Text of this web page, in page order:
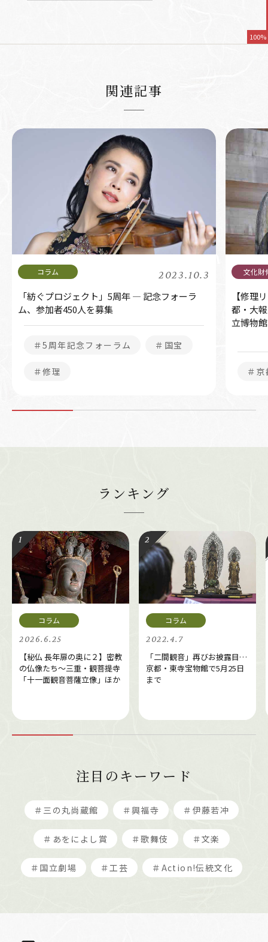
100%
関連記事
2023.10.3
「紡ぐプロジェクト」5周年 ― 記念フォーラ
ム、参加者450人を募集
＃5周年記念フォーラム ＃国宝
＃修理
【修理
都・大
立博物
＃京
ランキング
2026.6.25
【秘仏 長年扉の奥に２】密教
の仏像たち～三重・観菩提寺
「十一面観音菩薩立像」ほか
2022.4.7
「二間観音」再びお披露目…
京都・東寺宝物館で5月25日
まで
注目のキーワード
＃三の丸尚蔵館 ＃興福寺 ＃伊藤若冲
＃あをによし賞 ＃歌舞伎 ＃文楽
＃国立劇場 ＃工芸 ＃Action!伝統文化